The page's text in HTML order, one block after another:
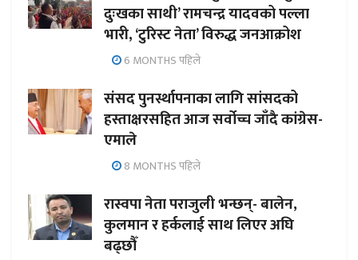
दुःखका साथी’ रामचन्द्र यादवको पल्ला
भारी, ‘टुरिस्ट नेता’ विरुद्ध जनआक्रोश
6 MONTHS पहिले
संसद पुनर्स्थापनाका लागि सांसदको
हस्ताक्षरसहित आज सर्वोच्च जाँदै कांग्रेस-
एमाले
8 MONTHS पहिले
रास्वपा नेता पराजुली भन्छन्- बालेन,
कुलमान र हर्कलाई साथ लिएर अघि
बढ्छौँ